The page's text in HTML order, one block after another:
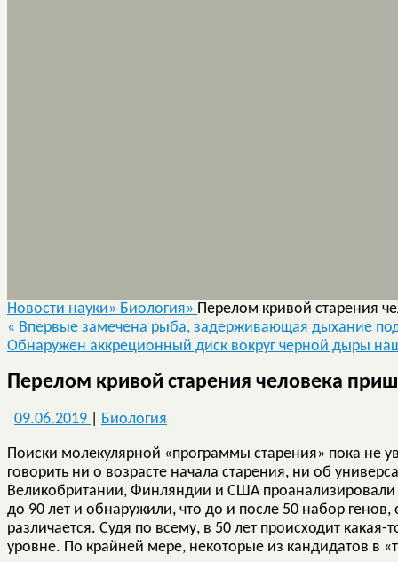
Новости науки» Биология» Перелом кривой старения
« Впервые замечена рыба, задерживающая дыхание
Обнаружен аккреционный диск вокруг черной дыры
Перелом кривой старения человека
09.06.2019 Биология
Поиски молекулярной «программы старения» пока не
говорить ни о возрасте начала старения, ни об
Великобритании, Финляндии и США
до 90 лет и обнаружили, что до и после 50 набор
различается. Судя по всему, в 50 лет происходит
уровне. По крайней мере, некоторые из кандидатов в